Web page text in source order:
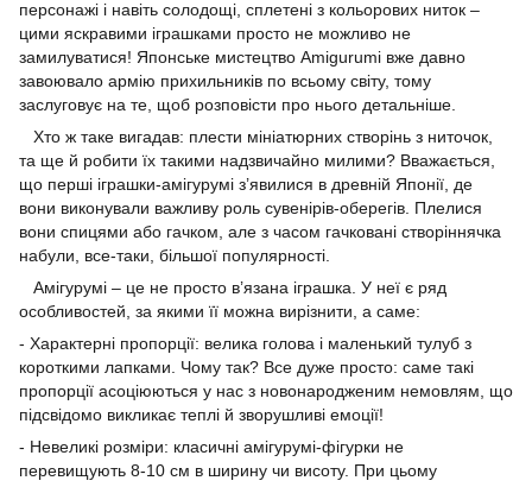
персонажі і навіть солодощі, сплетені з кольорових ниток –
цими яскравими іграшками просто не можливо не
замилуватися! Японське мистецтво Amigurumi вже давно
завоювало армію прихильників по всьому світу, тому
заслуговує на те, щоб розповісти про нього детальніше.
Хто ж таке вигадав: плести мініатюрних створінь з ниточок,
та ще й робити їх такими надзвичайно милими? Вважається,
що перші іграшки-амігурумі з’явилися в древній Японії, де
вони виконували важливу роль сувенірів-оберегів. Плелися
вони спицями або гачком, але з часом гачковані створіннячка
набули, все-таки, більшої популярності.
Амігурумі – це не просто в’язана іграшка. У неї є ряд
особливостей, за якими її можна вирізнити, а саме:
- Характерні пропорції: велика голова і маленький тулуб з
короткими лапками. Чому так? Все дуже просто: саме такі
пропорції асоціюються у нас з новонародженим немовлям, що
підсвідомо викликає теплі й зворушливі емоції!
- Невеликі розміри: класичні амігурумі-фігурки не
перевищують 8-10 см в ширину чи висоту. При цьому